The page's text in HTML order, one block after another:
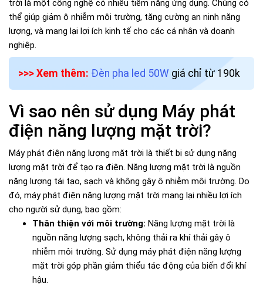
trời là một công nghệ có nhiều tiềm năng ứng dụng. Chúng có
thể giúp giảm ô nhiễm môi trường, tăng cường an ninh năng
lượng, và mang lại lợi ích kinh tế cho các cá nhân và doanh
nghiệp.
>>> Xem thêm: Đèn pha led 50W giá chỉ từ 190k
Vì sao nên sử dụng Máy phát
điện năng lượng mặt trời?
Máy phát điện năng lượng mặt trời là thiết bị sử dụng năng
lượng mặt trời để tạo ra điện. Năng lượng mặt trời là nguồn
năng lượng tái tạo, sạch và không gây ô nhiễm môi trường. Do
đó, máy phát điện năng lượng mặt trời mang lại nhiều lợi ích
cho người sử dụng, bao gồm:
Thân thiện với môi trường: Năng lượng mặt trời là
nguồn năng lượng sạch, không thải ra khí thải gây ô
nhiễm môi trường. Sử dụng máy phát điện năng lượng
mặt trời góp phần giảm thiểu tác động của biến đổi khí
hậu.